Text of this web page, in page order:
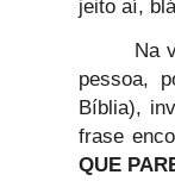
jeito aí,
Na
pessoa,
Bíblia),
frase
QUE